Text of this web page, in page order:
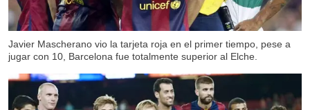
Javier Mascherano vio la tarjeta roja en el primer tiempo, pese a
jugar con 10, Barcelona fue totalmente superior al Elche.